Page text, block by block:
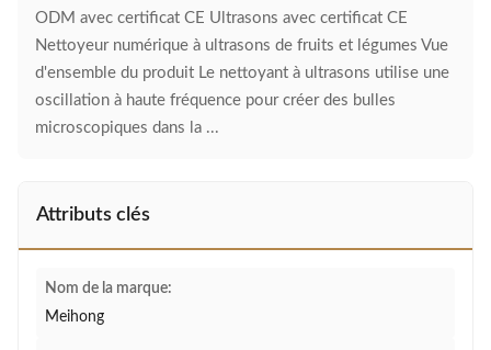
ODM avec certificat CE Ultrasons avec certificat CE
Nettoyeur numérique à ultrasons de fruits et légumes Vue
d'ensemble du produit Le nettoyant à ultrasons utilise une
oscillation à haute fréquence pour créer des bulles
microscopiques dans la ...
Attributs clés
Nom de la marque:
Meihong